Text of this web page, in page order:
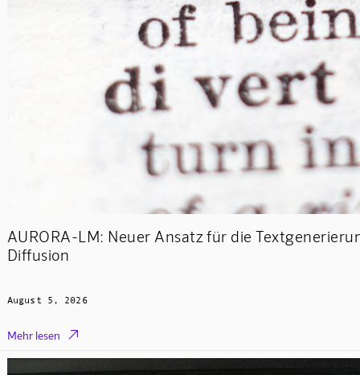
AURORA-LM: Neuer Ansatz für die
Diffusion
August 5, 2026
Mehr lesen 